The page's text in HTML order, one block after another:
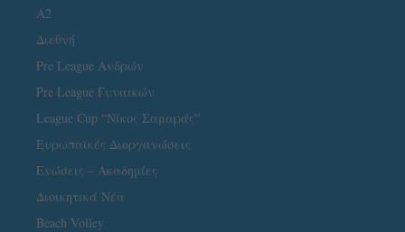
A2
Διεθνή
Pre League Ανδρών
Pre League Γυναικών
League Cup “Νίκος Σαμαράς”
Ευρωπαϊκές Διοργανώσεις
Ενώσεις – Ακαδημίες
Διοικητικά Νέα
Beach Volley